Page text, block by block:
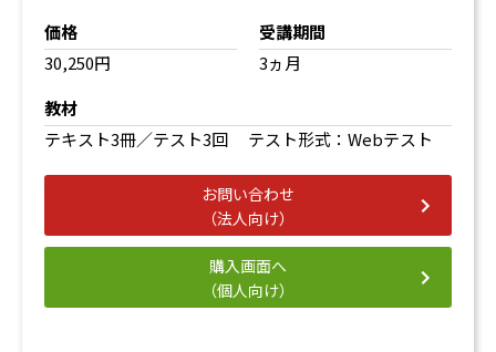
価格
30,250円
受講期間
3ヵ月
教材
テキスト3冊／テスト3回 テスト形式：Webテスト
お問い合わせ
（法人向け）
購入画面へ
（個人向け）